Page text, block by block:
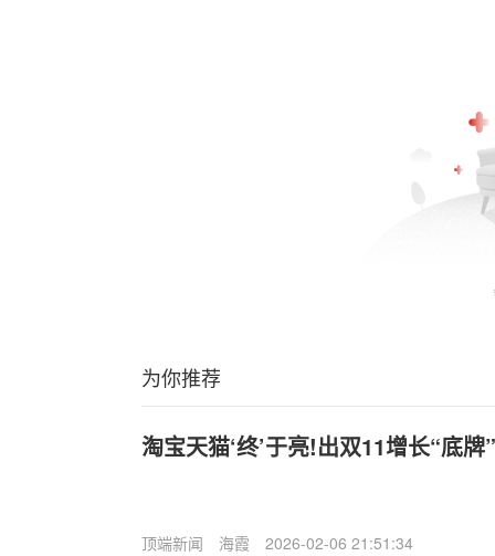
为你推荐
淘宝天猫‘终’于亮!出双11增长“底牌
顶端新闻 海霞 2026-02-06 21:51:34